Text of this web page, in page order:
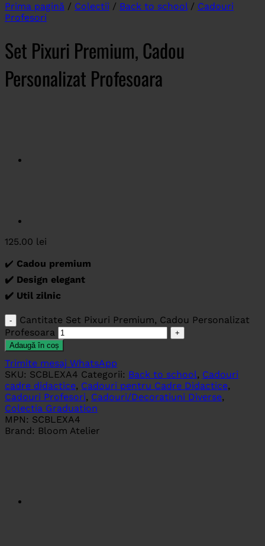
Prima pagină / Colectii / Back to school / Cadouri
Profesori
Set Pixuri Premium, Cadou
Personalizat Profesoara
125.00 lei
✔️ Cadou premium
✔️ Design elegant
✔️ Util zilnic
Cantitate Set Pixuri Premium, Cadou Personalizat
Profesoara
Adaugă în coș
Trimite mesaj WhatsApp
SKU: SCBLEXA4 Categorii: Back to school, Cadouri
cadre didactice, Cadouri pentru Cadre Didactice,
Cadouri Profesori, Cadouri/Decoratiuni Diverse,
Colectia Graduation
MPN: SCBLEXA4
Brand: Bloom Atelier